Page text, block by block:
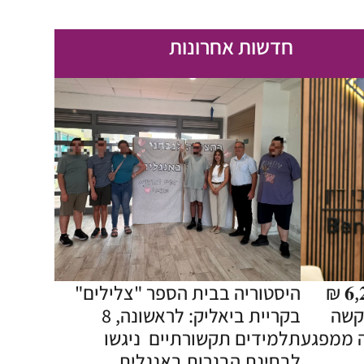
חדשות אחרונות
היסטוריה בבית הספר "צלילים"
בקריית ביאליק: לראשונה, 8
תלמידים תקשורתיים ניגשו
פיצוי עתק בסך 𝟔,𝟐𝟎𝟎,𝟎𝟎𝟎 ₪
ממפגע